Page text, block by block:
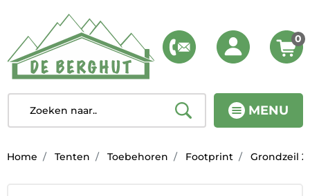
MENU
0
Home Tenten Toebehoren Footprint Grondzeil